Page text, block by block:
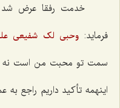
خدمت رفقا عرض شد
فرماید: وحبی لک شفیعی
سمت تو محبت من است نه
اینهمه تأکید داریم راجع